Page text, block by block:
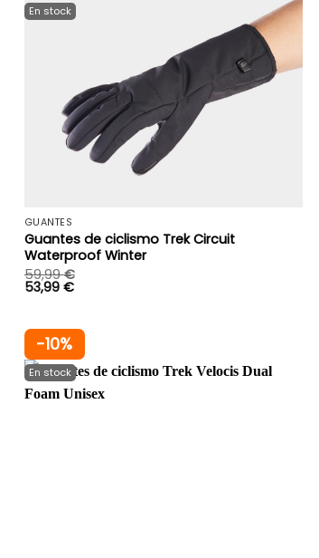
GUANTES
Guantes de ciclismo Trek Circuit
Waterproof Winter
59,99€
53,99 €
-10%